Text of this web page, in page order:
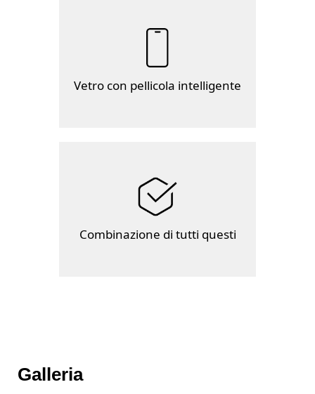
Vetro con pellicola intelligente
Combinazione di tutti questi
Galleria